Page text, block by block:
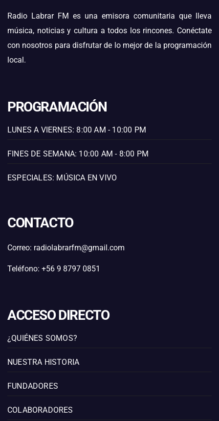
Radio Labrar FM es una emisora comunitaria que lleva
música, noticias y cultura a todos los rincones. Conéctate
con nosotros para disfrutar de lo mejor de la programación
local.
PROGRAMACIÓN
LUNES A VIERNES: 8:00 AM - 10:00 PM
FINES DE SEMANA: 10:00 AM - 8:00 PM
ESPECIALES: MÚSICA EN VIVO
CONTACTO
Correo: radiolabrarfm@gmail.com
Teléfono: +56 9 8797 0851
ACCESO DIRECTO
¿QUIÉNES SOMOS?
NUESTRA HISTORIA
FUNDADORES
COLABORADORES